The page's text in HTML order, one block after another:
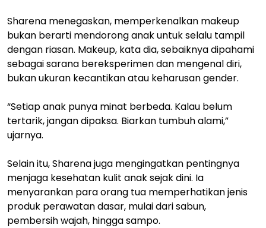
Sharena menegaskan, memperkenalkan makeup
bukan berarti mendorong anak untuk selalu tampil
dengan riasan. Makeup, kata dia, sebaiknya dipahami
sebagai sarana bereksperimen dan mengenal diri,
bukan ukuran kecantikan atau keharusan gender.
“Setiap anak punya minat berbeda. Kalau belum
tertarik, jangan dipaksa. Biarkan tumbuh alami,”
ujarnya.
Selain itu, Sharena juga mengingatkan pentingnya
menjaga kesehatan kulit anak sejak dini. Ia
menyarankan para orang tua memperhatikan jenis
produk perawatan dasar, mulai dari sabun,
pembersih wajah, hingga sampo.